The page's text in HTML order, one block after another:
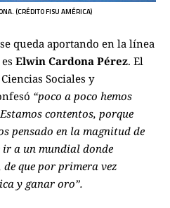
(CRÉDITO FISU AMÉRICA)
queda aportando en la línea
Elwin Cardona Pérez. El
Sociales y
“poco a poco hemos
contentos, porque
pensado en la magnitud de
ir a un mundial donde
de que por primera vez
y ganar oro”.